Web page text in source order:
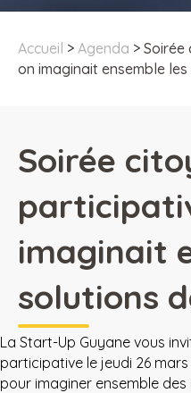
Accueil > Agenda > Soirée
on imaginait ensemble
Soirée
imaginait
solutions
La Start-Up Guyane vous
participative le jeudi 26
pour imaginer ensemble